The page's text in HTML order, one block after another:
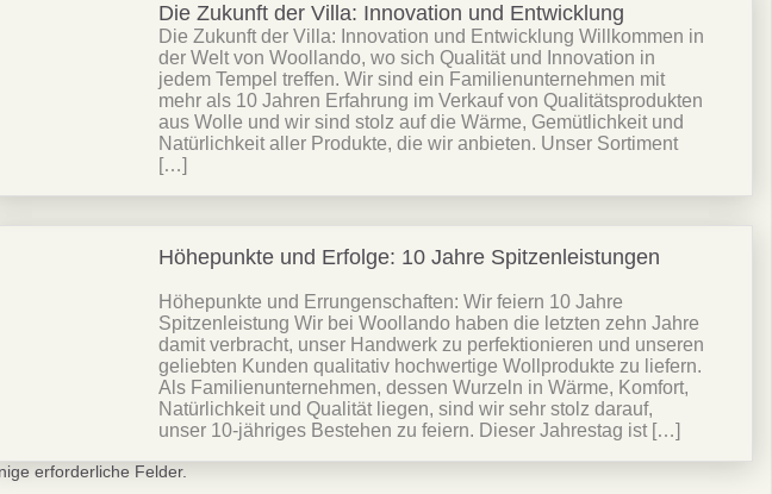
Die Zukunft der Villa: Innovation und Entwicklung
Die Zukunft der Villa: Innovation und Entwicklung Willkommen in
der Welt von Woollando, wo sich Qualität und Innovation in
jedem Tempel treffen. Wir sind ein Familienunternehmen mit
mehr als 10 Jahren Erfahrung im Verkauf von Qualitätsprodukten
aus Wolle und wir sind stolz auf die Wärme, Gemütlichkeit und
Natürlichkeit aller Produkte, die wir anbieten. Unser Sortiment
[…]
Höhepunkte und Erfolge: 10 Jahre Spitzenleistungen
Höhepunkte und Errungenschaften: Wir feiern 10 Jahre
Spitzenleistung Wir bei Woollando haben die letzten zehn Jahre
damit verbracht, unser Handwerk zu perfektionieren und unseren
geliebten Kunden qualitativ hochwertige Wollprodukte zu liefern.
Als Familienunternehmen, dessen Wurzeln in Wärme, Komfort,
Natürlichkeit und Qualität liegen, sind wir sehr stolz darauf,
unser 10-jähriges Bestehen zu feiern. Dieser Jahrestag ist […]
erforderliche Felder.